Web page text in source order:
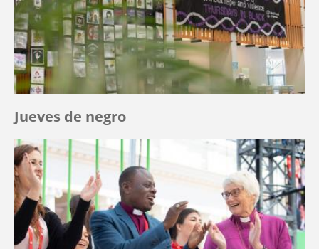
Jueves de negro